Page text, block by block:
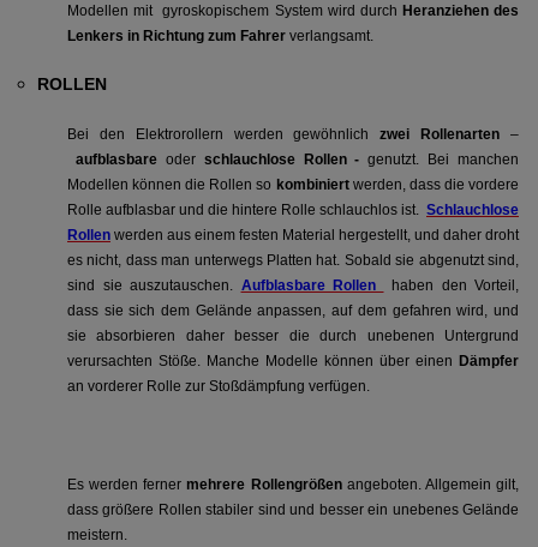
Modellen mit gyroskopischem System wird durch Heranziehen des
Lenkers in Richtung zum Fahrer verlangsamt.
ROLLEN
Bei den Elektrorollern werden gewöhnlichzwei Rollenarten –
aufblasbareoder schlauchlose Rollen -genutzt. Bei manchen
Modellen können die Rollen so kombiniert werden, dass die vordere
Rolle aufblasbar und die hintere Rolle schlauchlos ist. Schlauchlose
Rollen werden aus einem festen Material hergestellt, und daher droht
es nicht, dass man unterwegs Platten hat. Sobald sie abgenutzt sind,
sind sie auszutauschen. Aufblasbare Rollen
haben den Vorteil,
dass sie sich dem Gelände anpassen, auf dem gefahren wird, und
sie absorbieren daher besser die durch unebenen Untergrund
verursachten Stöße. Manche Modelle können über einen Dämpfer
an vorderer Rolle zur Stoßdämpfung verfügen.
Es werden ferner mehrere Rollengrößen angeboten. Allgemein gilt,
dass größere Rollen stabiler sind und besser ein unebenes Gelände
meistern.